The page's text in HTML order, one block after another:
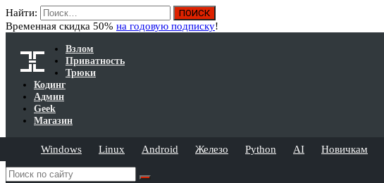
Найти:
Временная скидка 50% на годовую подписку!
Взлом
Приватность
Трюки
Кодинг
Админ
Geek
Магазин
Windows Linux Android Железо Python AI Новичкам